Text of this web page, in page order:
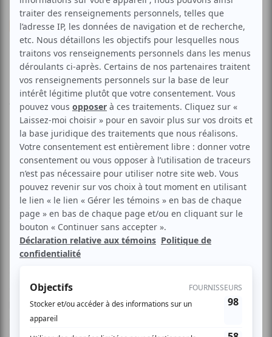
Musique Chanson franco Pop Rock
Festival Diapason | Caracol
Voir les avis -->
Aucune offre promotionnelle
disponible
Soyez les premiers avisés dès qu'il y aura une offre promo
pour Festival Diapason | Caracol:INSCRIVEZ-VOUS
Le premier album solo de Caracol L’Arbre aux parfums se
situe au croisement de la chanson, des musiques folk
américaines, du son vintage 1950 et du vieux rocksteady.
chansons gorgées d’émotion brute. De facture plus indie-
pop, cet album a été grandement influencé par la
découverte du ukulélé et de l’autoharpe et par un retour
aux sources : une bonne vieille guitare!